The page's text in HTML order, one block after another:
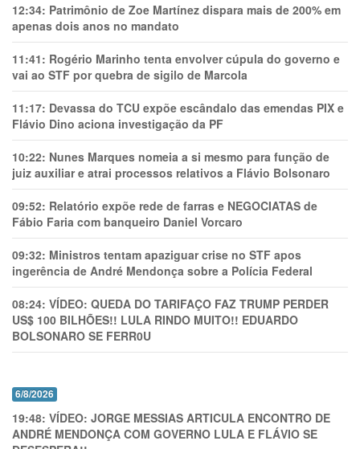
12:34: Patrimônio de Zoe Martínez dispara mais de 200% em
apenas dois anos no mandato
11:41: Rogério Marinho tenta envolver cúpula do governo e
vai ao STF por quebra de sigilo de Marcola
11:17: Devassa do TCU expõe escândalo das emendas PIX e
Flávio Dino aciona investigação da PF
10:22: Nunes Marques nomeia a si mesmo para função de
juiz auxiliar e atrai processos relativos a Flávio Bolsonaro
09:52: Relatório expõe rede de farras e NEGOCIATAS de
Fábio Faria com banqueiro Daniel Vorcaro
09:32: Ministros tentam apaziguar crise no STF apos
ingerência de André Mendonça sobre a Polícia Federal
08:24: VÍDEO: QUEDA DO TARIFAÇO FAZ TRUMP PERDER
US$ 100 BILHÕES!! LULA RINDO MUITO!! EDUARDO
BOLSONARO SE FERR0U
6/8/2026
19:48: VÍDEO: JORGE MESSIAS ARTICULA ENCONTRO DE
ANDRÉ MENDONÇA COM GOVERNO LULA E FLÁVIO SE